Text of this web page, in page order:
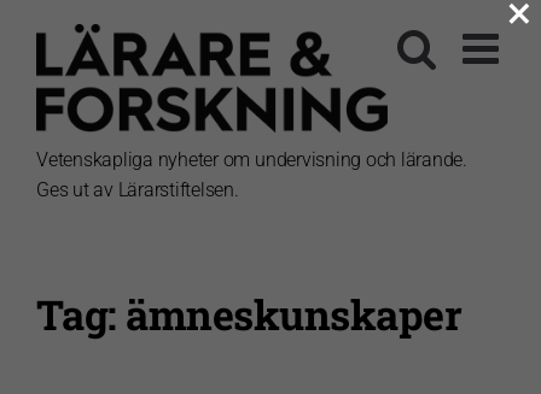
innehållet
Vetenskapliga nyheter om undervisning och lärande.
Ges ut av Lärarstiftelsen.
Tag: ämneskunskaper